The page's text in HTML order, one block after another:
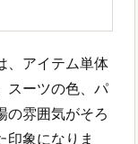
、アイテム単体
スーツの色、パ
の雰囲気がそろ
印象になりま